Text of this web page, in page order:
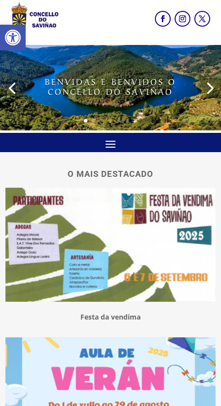
Abrir barra de ferramentas
BENVIDAS E BENVIDOS O
CONCELLO DO SAVIÑAO
O MAIS DESTACADO
Festa da vendima